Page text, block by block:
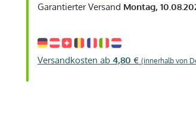
Garantierter Versand Montag,
Versandkosten ab 4,80 € (innerhalb von